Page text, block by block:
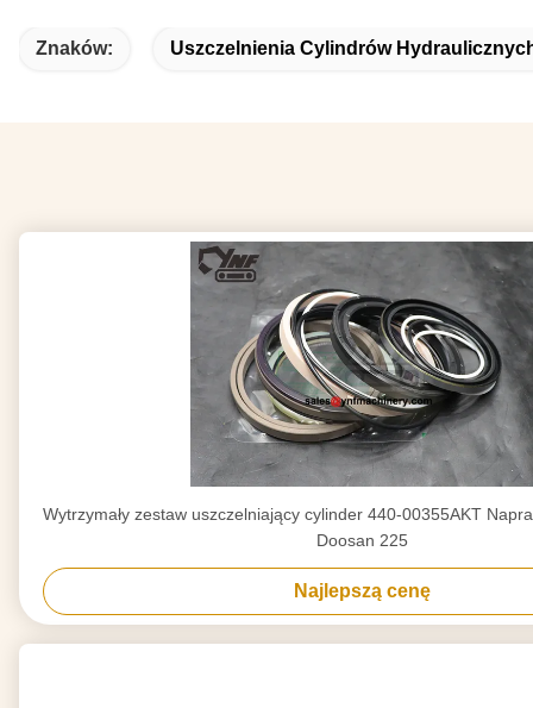
Znaków: Uszczelnienia Cylindrów
Wytrzymały zestaw uszczelniający cylinder 440-00355AKT
Doosan 225
Najlepszą cenę